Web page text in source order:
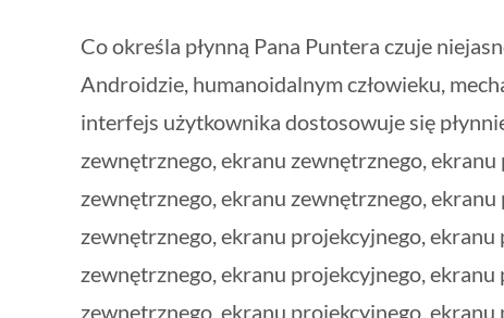
Co określa płynną Pana Puntera czuje
Androidzie, humanoidalnym człowieku,
interfejs użytkownika dostosowuje się
zewnętrznego, ekranu zewnętrznego,
zewnętrznego, ekranu zewnętrznego,
zewnętrznego, ekranu projekcyjnego,
zewnętrznego, ekranu projekcyjnego,
zewnętrznego, ekranu projekcyjnego,